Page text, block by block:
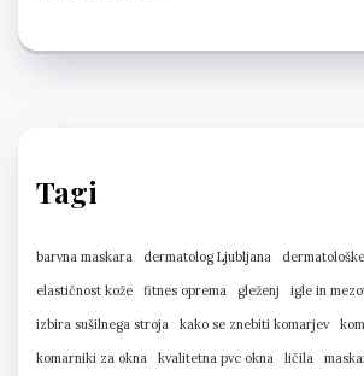
Tagi
barvna maskara dermatolog Ljubljana
elastičnost kože
fitnes oprema gleženj
igle in
izbira sušilnega stroja
kako se znebiti komarjev
komarniki za okna
kvalitetna pvc okna ličila